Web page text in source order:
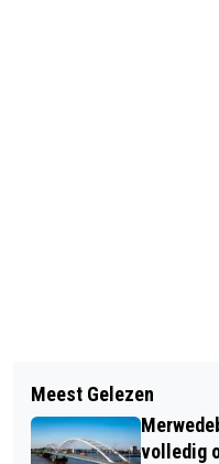
VOLGENDE
BOOSTERPRIK
RECORDAANTAL
Meest Gelezen
volledig